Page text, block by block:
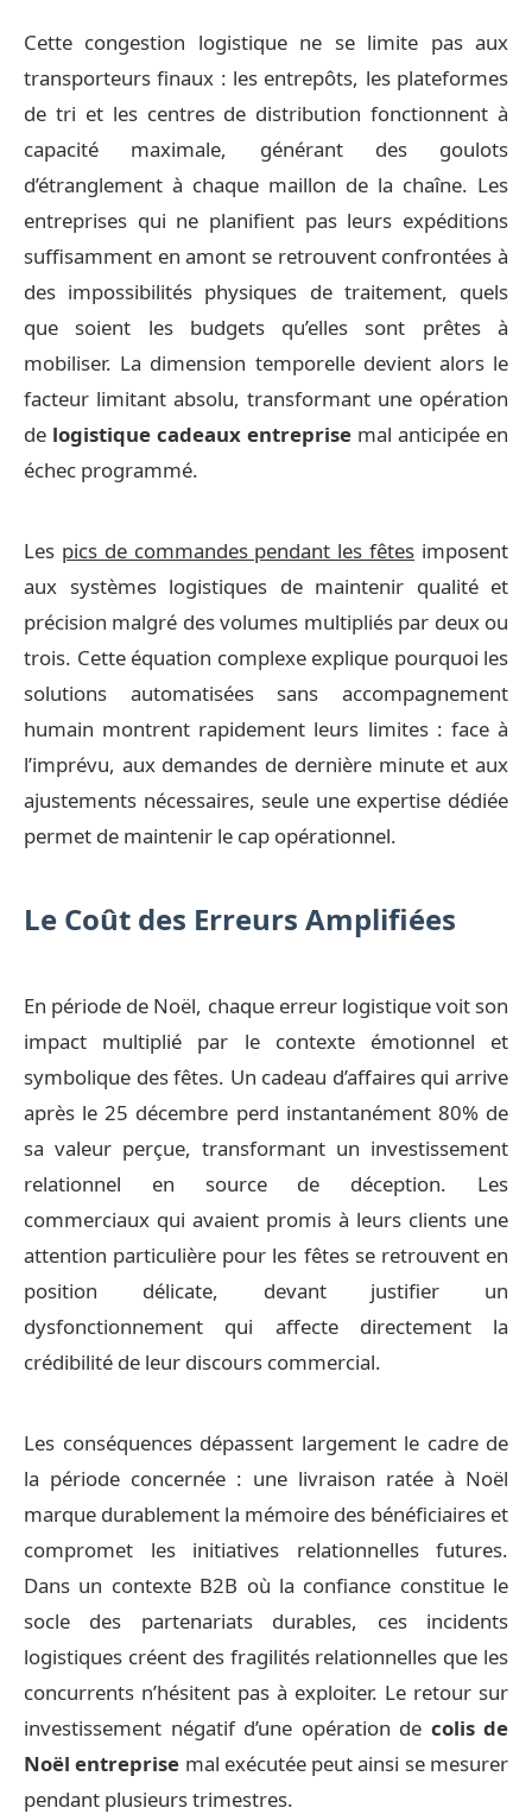
Cette congestion logistique ne se limite pas aux
transporteurs finaux : les entrepôts, les plateformes
de tri et les centres de distribution fonctionnent à
capacité maximale, générant des goulots
d’étranglement à chaque maillon de la chaîne. Les
entreprises qui ne planifient pas leurs expéditions
suffisamment en amont se retrouvent confrontées à
des impossibilités physiques de traitement, quels
que soient les budgets qu’elles sont prêtes à
mobiliser. La dimension temporelle devient alors le
facteur limitant absolu, transformant une opération
de logistique cadeaux entreprise mal anticipée en
échec programmé.
Les pics de commandes pendant les fêtes imposent
aux systèmes logistiques de maintenir qualité et
précision malgré des volumes multipliés par deux ou
trois. Cette équation complexe explique pourquoi les
solutions automatisées sans accompagnement
humain montrent rapidement leurs limites : face à
l’imprévu, aux demandes de dernière minute et aux
ajustements nécessaires, seule une expertise dédiée
permet de maintenir le cap opérationnel.
Le Coût des Erreurs Amplifiées
En période de Noël, chaque erreur logistique voit son
impact multiplié par le contexte émotionnel et
symbolique des fêtes. Un cadeau d’affaires qui arrive
après le 25 décembre perd instantanément 80% de
sa valeur perçue, transformant un investissement
relationnel en source de déception. Les
commerciaux qui avaient promis à leurs clients une
attention particulière pour les fêtes se retrouvent en
position délicate, devant justifier un
dysfonctionnement qui affecte directement la
crédibilité de leur discours commercial.
Les conséquences dépassent largement le cadre de
la période concernée : une livraison ratée à Noël
marque durablement la mémoire des bénéficiaires et
compromet les initiatives relationnelles futures.
Dans un contexte B2B où la confiance constitue le
socle des partenariats durables, ces incidents
logistiques créent des fragilités relationnelles que les
concurrents n’hésitent pas à exploiter. Le retour sur
investissement négatif d’une opération de colis de
Noël entreprise mal exécutée peut ainsi se mesurer
pendant plusieurs trimestres.